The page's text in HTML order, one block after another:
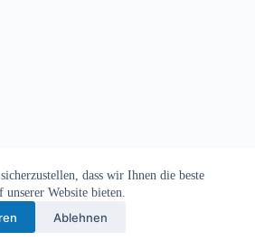
dass wir Ihnen die beste
unserer Website bieten.
Ablehnen
1901 e.V.